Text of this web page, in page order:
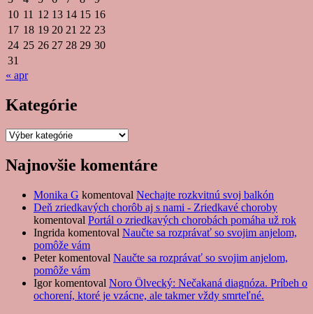
10 11 12 13 14 15 16
17 18 19 20 21 22 23
24 25 26 27 28 29 30
31
« apr
Kategórie
Kategórie
Najnovšie komentáre
Monika G komentoval Nechajte rozkvitnú svoj balkón
Deň zriedkavých chorôb aj s nami - Zriedkavé choroby
komentoval Portál o zriedkavých chorobách pomáha už rok
Ingrida komentoval Naučte sa rozprávať so svojim anjelom,
pomôže vám
Peterkomentoval Naučte sa rozprávať so svojim anjelom,
pomôže vám
Igorkomentoval Noro Ölvecký: Nečakaná diagnóza. Príbeh o
ochorení, ktoré je vzácne, ale takmer vždy smrteľné.